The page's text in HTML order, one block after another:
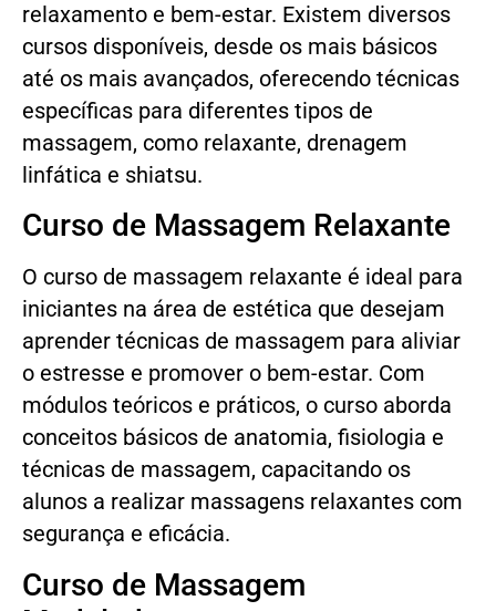
relaxamento e bem-estar. Existem diversos
cursos disponíveis, desde os mais básicos
até os mais avançados, oferecendo técnicas
específicas para diferentes tipos de
massagem, como relaxante, drenagem
linfática e shiatsu.
Curso de Massagem Relaxante
O curso de massagem relaxante é ideal para
iniciantes na área de estética que desejam
aprender técnicas de massagem para aliviar
o estresse e promover o bem-estar. Com
módulos teóricos e práticos, o curso aborda
conceitos básicos de anatomia, fisiologia e
técnicas de massagem, capacitando os
alunos a realizar massagens relaxantes com
segurança e eficácia.
Curso de Massagem